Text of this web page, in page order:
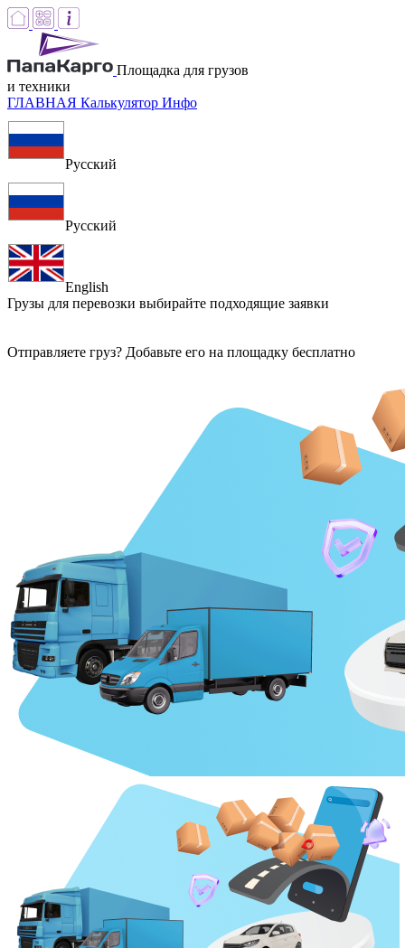
Площадка для грузов
и техники
ГЛАВНАЯ Калькулятор Инфо
Русский
Русский
English
Грузы для перевозки выбирайте подходящие заявки
Отправляете груз? Добавьте его на площадку бесплатно